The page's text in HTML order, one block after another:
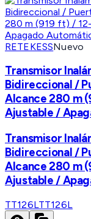
RETEKESSNuevo
Transmisor
Bidireccional /
Alcance 280 m
Ajustable /
Transmisor
Bidireccional /
Alcance 280 m
Ajustable /
TT126LTT126L